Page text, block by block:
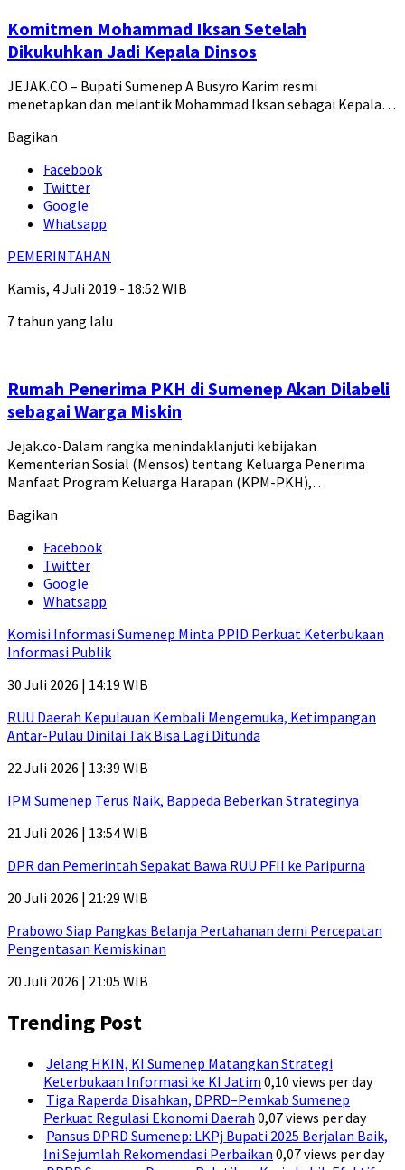
Komitmen Mohammad Iksan Setelah
Dikukuhkan Jadi Kepala Dinsos
JEJAK.CO – Bupati Sumenep A Busyro Karim resmi
menetapkan dan melantik Mohammad Iksan sebagai Kepala…
Bagikan
Facebook
Twitter
Google
Whatsapp
PEMERINTAHAN
Kamis, 4 Juli 2019 - 18:52 WIB
7 tahun yang lalu
Rumah Penerima PKH di Sumenep Akan Dilabeli
sebagai Warga Miskin
Jejak.co-Dalam rangka menindaklanjuti kebijakan
Kementerian Sosial (Mensos) tentang Keluarga Penerima
Manfaat Program Keluarga Harapan (KPM-PKH),…
Bagikan
Facebook
Twitter
Google
Whatsapp
Komisi Informasi Sumenep Minta PPID Perkuat Keterbukaan
Informasi Publik
30 Juli 2026 | 14:19 WIB
RUU Daerah Kepulauan Kembali Mengemuka, Ketimpangan
Antar-Pulau Dinilai Tak Bisa Lagi Ditunda
22 Juli 2026 | 13:39 WIB
IPM Sumenep Terus Naik, Bappeda Beberkan Strateginya
21 Juli 2026 | 13:54 WIB
DPR dan Pemerintah Sepakat Bawa RUU PFII ke Paripurna
20 Juli 2026 | 21:29 WIB
Prabowo Siap Pangkas Belanja Pertahanan demi Percepatan
Pengentasan Kemiskinan
20 Juli 2026 | 21:05 WIB
Trending Post
Jelang HKIN, KI Sumenep Matangkan Strategi
Keterbukaan Informasi ke KI Jatim 0,10 views per day
Tiga Raperda Disahkan, DPRD–Pemkab Sumenep
Perkuat Regulasi Ekonomi Daerah 0,07 views per day
Pansus DPRD Sumenep: LKPj Bupati 2025 Berjalan Baik,
Ini Sejumlah Rekomendasi Perbaikan 0,07 views per day